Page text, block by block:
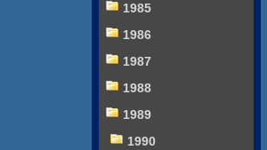
1985
1986
1987
1988
1989
1990